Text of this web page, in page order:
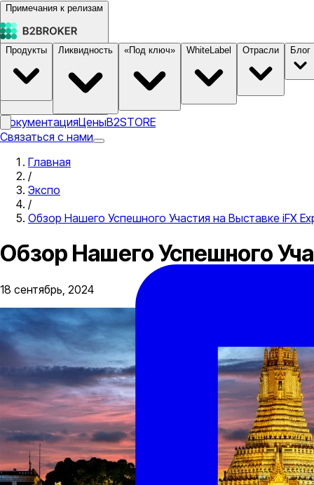
Примечания к релизам
ДокументацияЦеныB2STORE
Продукты Ликвидность «Под ключ» WhiteLabel Отрасли Блог
Связаться с нами
Главная
/
Экспо
/
Обзор Нашего Успешного Участия на Выставке iFX
Обзор Нашего Успешного
18 сентябрь, 2024